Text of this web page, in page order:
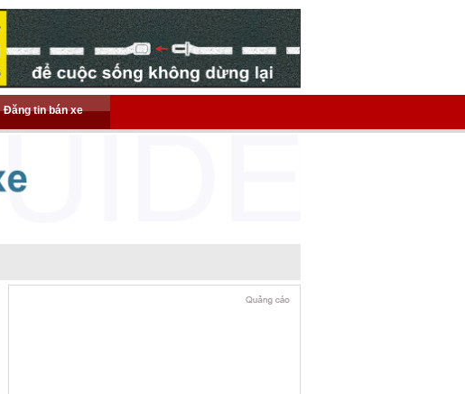
Đăng tin bán xe